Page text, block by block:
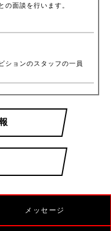
面談を行います。
ションのスタッフの一員
メッセージ